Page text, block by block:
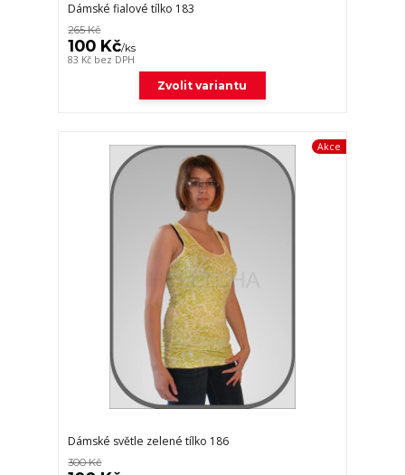
Dámské fialové tílko 183
265 Kč
100 Kč/ks
83 Kč bez DPH
Zvolit variantu
Akce
Dámské světle zelené tílko 186
300 Kč